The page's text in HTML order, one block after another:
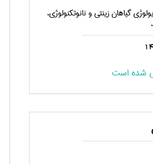
گیاهان زینتی و نانوتکنولوژی،
شده است